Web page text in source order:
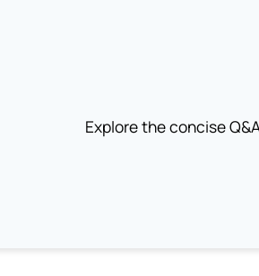
Explore the concise